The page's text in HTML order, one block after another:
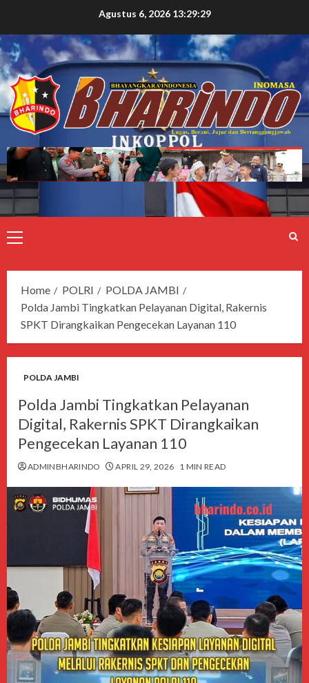
Agustus 6, 2026 13:29:30
Home POLRI
POLDA JAMBI
Polda Jambi Tingkatkan Pelayanan Digital, Rakernis
SPKT Dirangkaikan Pengecekan Layanan 110
POLDA JAMBI
Polda Jambi Tingkatkan Pelayanan
Digital, Rakernis SPKT Dirangkaikan
Pengecekan Layanan 110
ADMINBHARINDO APRIL 29, 2026 1 MIN READ